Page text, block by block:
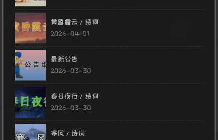
黄昏霞云/诗词
2026-04-01
最新公告
2026-03-30
春日夜行/诗词
2026-03-30
寒风/诗词